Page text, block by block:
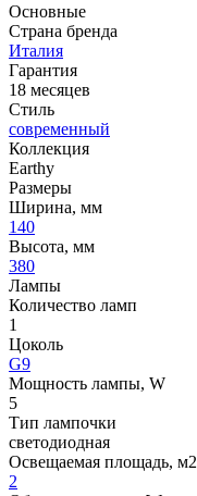
Основные
Страна бренда
Италия
Гарантия
18 месяцев
Стиль
современный
Коллекция
Earthy
Размеры
Ширина, мм
140
Высота, мм
380
Лампы
Количество ламп
1
Цоколь
G9
Мощность лампы, W
5
Тип лампочки
светодиодная
Освещаемая площадь, м2
2